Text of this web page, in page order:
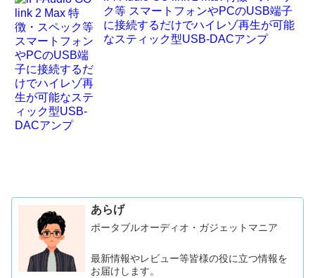
ク等 スマートフォンやPCのUSB端子
に接続するだけでハイレゾ再生が可能
なスティック型USB-DACアンプ
あらげ
ポータブルオーディオ・ガジェットマニア
最新情報やレビュー等皆様の役に立つ情報を
お届けします。